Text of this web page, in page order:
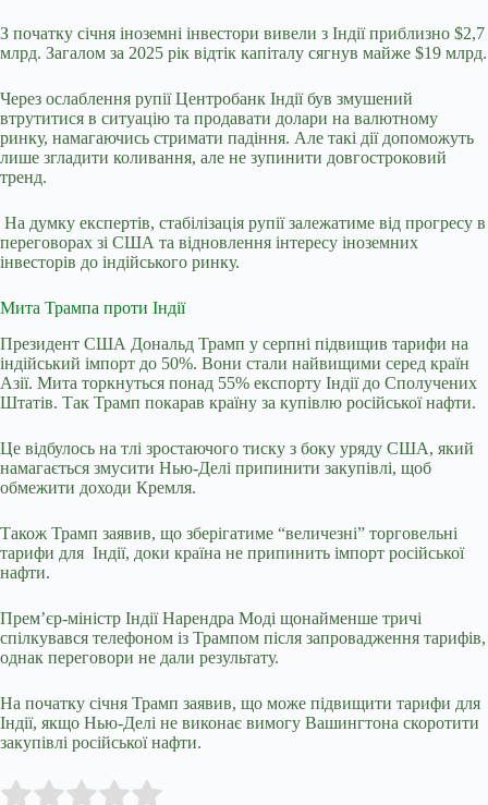
З початку січня іноземні інвестори вивели з Індії приблизно $2,7
млрд. Загалом за 2025 рік відтік капіталу сягнув майже $19 млрд.
Через ослаблення рупії Центробанк Індії був змушений
втрутитися в ситуацію та продавати долари на валютному
ринку, намагаючись стримати падіння. Але такі дії допоможуть
лише згладити коливання, але не зупинити довгостроковий
тренд.
На думку експертів, стабілізація рупії залежатиме від прогресу в
переговорах зі США та відновлення інтересу іноземних
інвесторів до індійського ринку.
Мита Трампа проти Індії
Президент США Дональд Трамп у серпні підвищив тарифи на
індійський імпорт до 50%. Вони стали найвищими серед країн
Азії. Мита торкнуться понад 55% експорту Індії до Сполучених
Штатів. Так Трамп покарав країну за купівлю російської нафти.
Це відбулось на тлі зростаючого тиску з боку уряду США, який
намагається змусити Нью-Делі припинити закупівлі, щоб
обмежити доходи Кремля.
Також Трамп заявив, що зберігатиме “величезні” торговельні
тарифи для Індії, доки країна не припинить імпорт російської
нафти.
Прем’єр-міністр Індії Нарендра Моді щонайменше тричі
спілкувався телефоном із Трампом після запровадження тарифів,
однак переговори не дали результату.
На початку січня Трамп заявив, що може підвищити тарифи для
Індії, якщо Нью-Делі не виконає вимогу Вашингтона скоротити
закупівлі російської нафти.
Rate this item: